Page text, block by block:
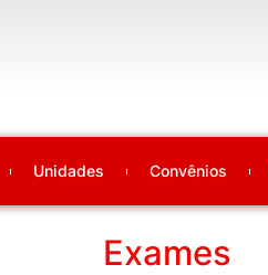
Unidades Convênios
Exames